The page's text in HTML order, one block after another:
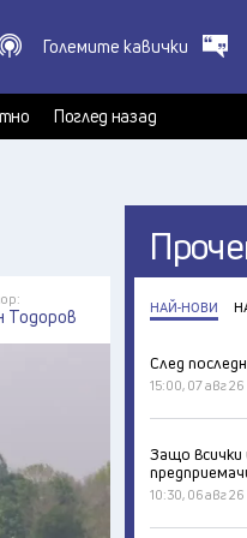
X
Големите кавички
Поглед назад
Тодоров НАЙ-НОВИ
След
15:00, 07 авг 26
Защо
10:30, 06 авг 26